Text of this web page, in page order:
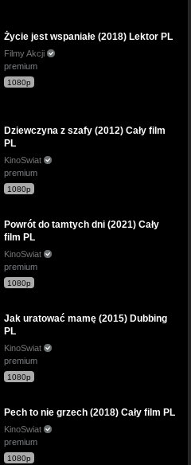
Życie jest wspaniałe (2018) Lektor PL
Filmy Akcji
premium
1080p
Dziewczyna z szafy (2012) Cały film
PL
KinoSwiat
premium
1080p
Powrót do tamtych dni (2021) Cały
film PL
KinoSwiat
premium
1080p
Jak uratować mamę (2015) Dubbing
PL
KinoSwiat
premium
1080p
Pech to nie grzech (2018) Cały film PL
KinoSwiat
premium
1080p